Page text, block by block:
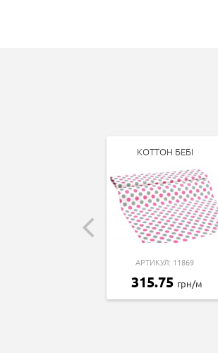
КОТТОН БЕБІ
АРТИКУЛ: 11869
315.75 грн/м